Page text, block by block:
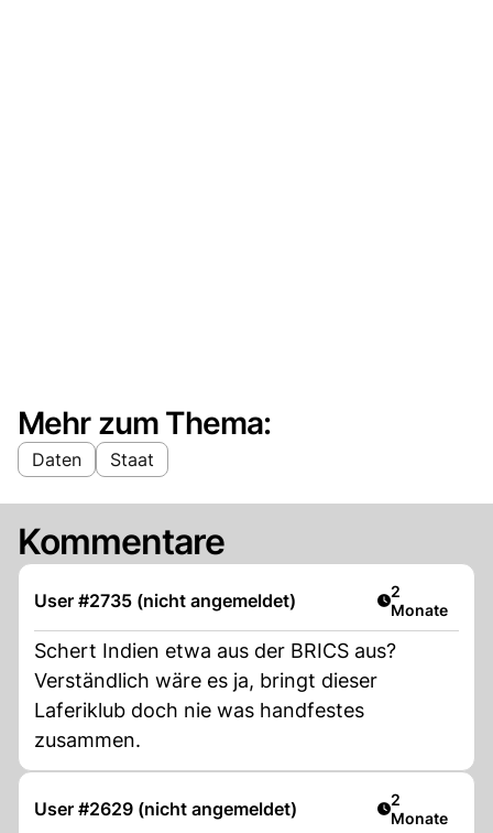
Mehr zum Thema:
Daten Staat
Kommentare
User #2735 (nicht angemeldet) Artikel
2
Monate
Schert Indien etwa aus der BRICS aus?
Verständlich wäre es ja, bringt dieser
Laferiklub doch nie was handfestes
zusammen.
User #2629 (nicht angemeldet) Artikel
2
Monate